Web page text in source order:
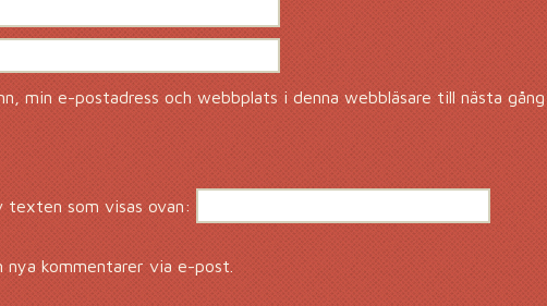
min e-postadress och webbplats i denna webbläsare till nästa
texten som visas ovan:
nya kommentarer via e-post.